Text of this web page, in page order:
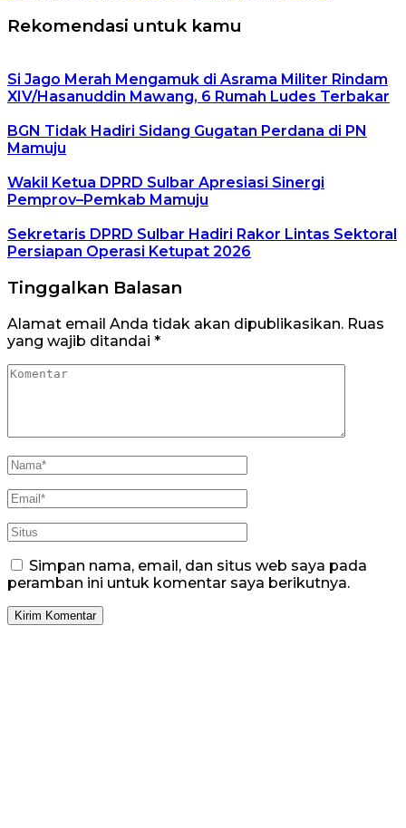
Rekomendasi untuk kamu
Si Jago Merah Mengamuk di Asrama Militer Rindam
XIV/Hasanuddin Mawang, 6 Rumah Ludes Terbakar
BGN Tidak Hadiri Sidang Gugatan Perdana di PN
Mamuju
Wakil Ketua DPRD Sulbar Apresiasi Sinergi
Pemprov–Pemkab Mamuju
Sekretaris DPRD Sulbar Hadiri Rakor Lintas Sektoral
Persiapan Operasi Ketupat 2026
Tinggalkan Balasan
Alamat email Anda tidak akan dipublikasikan. Ruas
yang wajib ditandai *
Simpan nama, email, dan situs web saya pada
peramban ini untuk komentar saya berikutnya.